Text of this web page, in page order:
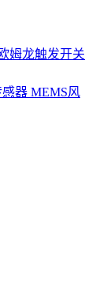
姆龙触发开关
器 MEMS风